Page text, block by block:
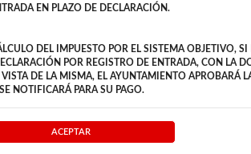
EN PLAZO DE DECLARACIÓN.
DEL IMPUESTO POR EL SISTEMA OBJETIVO,
POR REGISTRO DE ENTRADA, CON LA
DE LA MISMA, EL AYUNTAMIENTO APROBARÁ
SE NOTIFICARÁ PARA SU PAGO.
ACEPTAR